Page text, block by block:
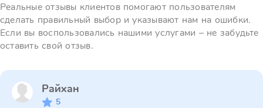
Реальные отзывы клиентов помогают пользователям
сделать правильный выбор и указывают нам на ошибки.
Если вы воспользовались нашими услугами – не забудьте
оставить свой отзыв.
Райхан
5